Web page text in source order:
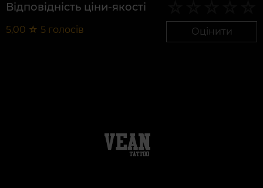
Відповідність ціни-якості
5,00 ☆ 5 голосів Оцінити